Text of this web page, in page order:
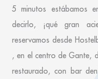
5 minutos estábamos
decirlo, ¡qué gran
reservamos desde
, en el centro de Gante,
restaurado, con bar